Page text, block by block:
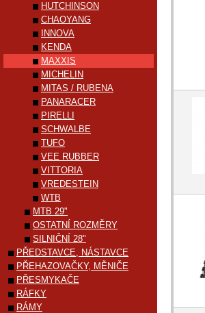
HUTCHINSON
CHAOYANG
INNOVA
KENDA
MAXXIS
MICHELIN
MITAS / RUBENA
PANARACER
PIRELLI
SCHWALBE
TUFO
VEE RUBBER
VITTORIA
VREDESTEIN
WTB
MTB 29"
OSTATNÍ ROZMĚRY
SILNIČNÍ 28"
PŘEDSTAVCE, NÁSTAVCE
PŘEHAZOVAČKY, MĚNIČE
PŘESMYKAČE
RÁFKY
RÁMY